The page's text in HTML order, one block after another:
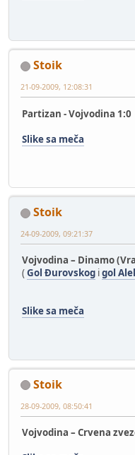
Stoik
21-09-2009, 12:08:31
Partizan - Vojvodina 1:0
Slike sa meča
Stoik
24-09-2009, 09:21:37
Vojvodina – Dinamo
(Gol Đurovskog igol
Slike sa meča
Stoik
28-09-2009, 08:50:41
Vojvodina – Crvena